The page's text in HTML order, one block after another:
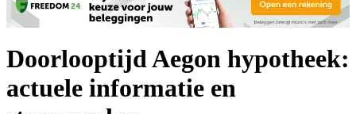
Doorlooptijd Aegon hypotheek:
actuele informatie en